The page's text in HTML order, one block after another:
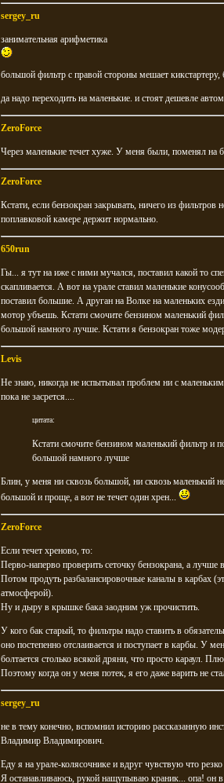
sergey_ru
занимательная арифметика
большой фильтр с правой стороны мешает кикстартеру,
да надо переходить на маленькие. и стоят дешевле
ZeroForce
Через маленькие течет хуже. У меня были, поменял на
ZeroForce
Кстати, если бензокран закрывать, ничего из фильтров
поплавковой камере держит нормально.
650run
Гы... я тут на иже с ними мучался, поставил какой то
скапливается. А вот на урале ставил маленькие
поставил большие. А друган на Волке на маленьких
мотор убъешь. Кстати смочите бензином маленький
большой намного лучше. Кстати я бензокран тоже
Levis
Не знаю, никогда не испытывал проблем ни с
пока не засрется....
цитата:
Кстати смочите бензином маленький фильтр и
большой намного лучше
Блин, у меня ни сквозь большой, ни сквозь маленький
большой и проще, а вот не течет один хрен...
ZeroForce
Если течет хреново, то:
Перво-наперво проверить сеточку бензокрана, а лучше
Потом продуть разбалансировочные каналы в карбах
атмосферой).
Ну и дыру в крышке бака заодним уж прочистить.
У кого бак старый, то фильтры надо ставить в
оно постепенно отслаивается и поступает в карбы. У
болтается столько всякой дряни, что просто караул.
Поэтому когда он у меня потек, я его даже варить не
sergey_ru
не в тему конечно, вспомнил историю рассказанную
Владимир Владимирович.
Еду я на урале-колясочнике и вдруг чувствую что
Я останавливаюсь, рукой нащупываю краник... опа! он